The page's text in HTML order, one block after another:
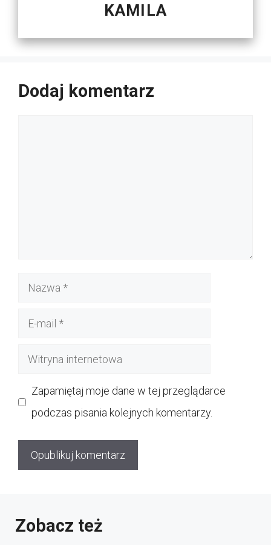
KAMILA
Dodaj komentarz
Nazwa
Witryna
Zapamiętaj moje dane w tej przeglądarce
podczas pisania kolejnych komentarzy.
Zobacz też